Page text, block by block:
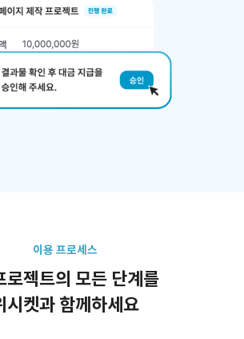
이용 프로세스
로젝트의 모든 단계를
시켓과 함께하세요